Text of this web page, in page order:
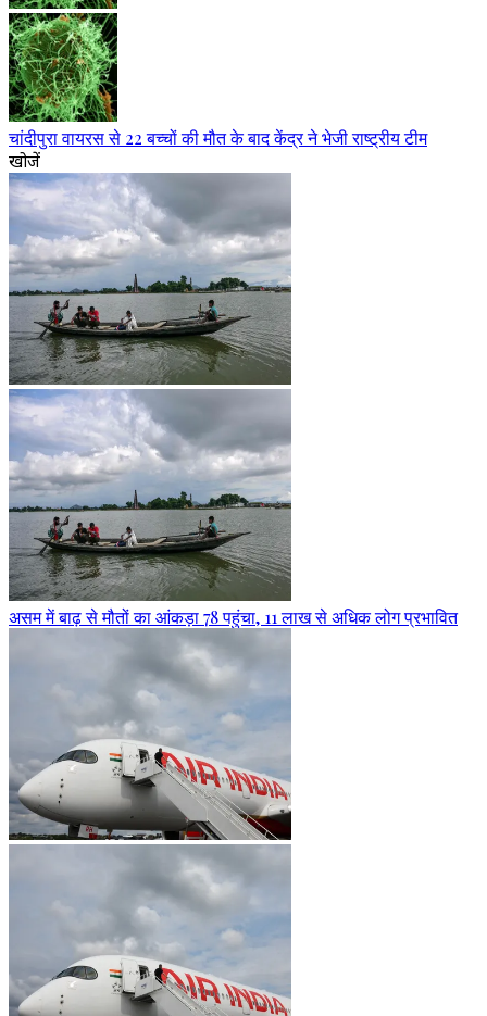
चांदीपुरा वायरस से 22 बच्चों की मौत के बाद केंद्र ने भेजी राष्ट्रीय टीम
खोजें
असम में बाढ़ से मौतों का आंकड़ा 78 पहुंचा, 11 लाख से अधिक लोग प्रभावित